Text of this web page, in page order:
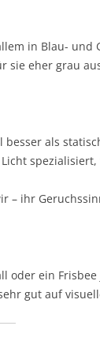
in Blau- und
sie eher grau
als
– ihr
oder ein Frisbee
gut auf